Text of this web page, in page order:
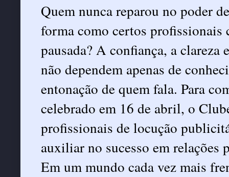
Quem nunca reparou no poder
forma como certos profissionais
pausada? A confiança, a clareza
não dependem apenas de
entonação de quem fala. Para
celebrado em 16 de abril, o
profissionais de locução
auxiliar no sucesso em relações
Em um mundo cada vez mais